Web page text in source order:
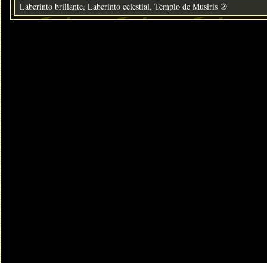
Laberinto brillante, Laberinto celestial, Templo de Musiris ②